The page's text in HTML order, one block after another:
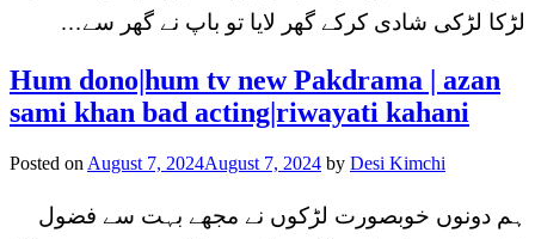
لڑکا لڑکی شادی کرکے گھر لایا تو باپ نے گھر سے…
Hum dono|hum tv new Pakdrama | azan
sami khan bad acting|riwayati kahani
Posted on August 7, 2024August 7, 2024 by Desi Kimchi
ہم دونوں خوبصورت لڑکوں نے مجھے بہت سے فضول